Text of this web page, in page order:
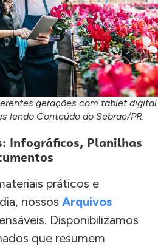
gerações com tablet digital
lendo Conteúdo do Sebrae/PR.
Infográficos, Planilhas
práticos e
nossos Arquivos
Disponibilizamos
que resumem